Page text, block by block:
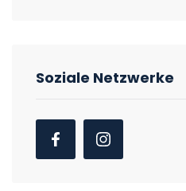
Soziale Netzwerke